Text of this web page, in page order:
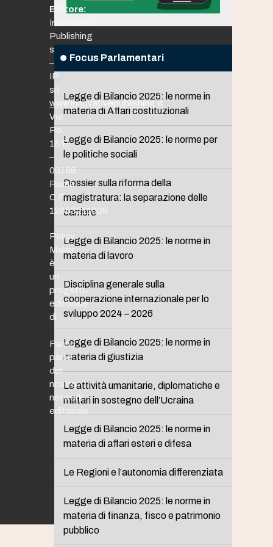
Focus Parlamentari
Legge di Bilancio 2025: le norme in
materia di Affari costituzionali
Legge di Bilancio 2025: le norme per
le politiche sociali
Dossier sulla riforma della
magistratura: la separazione delle
carriere
Legge di Bilancio 2025: le norme in
materia di lavoro
Disciplina generale sulla
cooperazione internazionale per lo
sviluppo 2024 – 2026
Legge di Bilancio 2025: le norme in
materia di giustizia
Le attività umanitarie, diplomatiche e
militari in sostegno dell’Ucraina
Legge di Bilancio 2025: le norme in
materia di affari esteri e difesa
Le Regioni e l’autonomia differenziata
Legge di Bilancio 2025: le norme in
materia di finanza, fisco e patrimonio
pubblico
Editore:
Innovative
Publishing
srl
–
IP
srl
www.innovativepublishing.it
Via
Po,
16/B
–
00198
Roma
C.F.
12653211008
Policy
Maker
è
un
progetto
editoriale
di
Fanno
parte
del
nostro
network
editoriale: